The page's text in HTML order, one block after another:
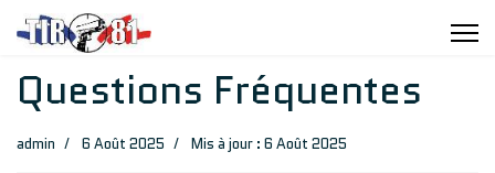
Questions Fréquentes
admin 6 Août 2025 Mis à jour : 6 Août 2025